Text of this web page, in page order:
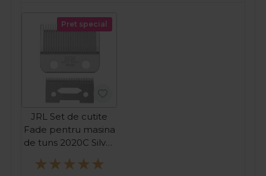
Pret special
JRL Set de cutite
Fade pentru masina
de tuns 2020C Silver